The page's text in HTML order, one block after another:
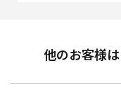
他のお客様